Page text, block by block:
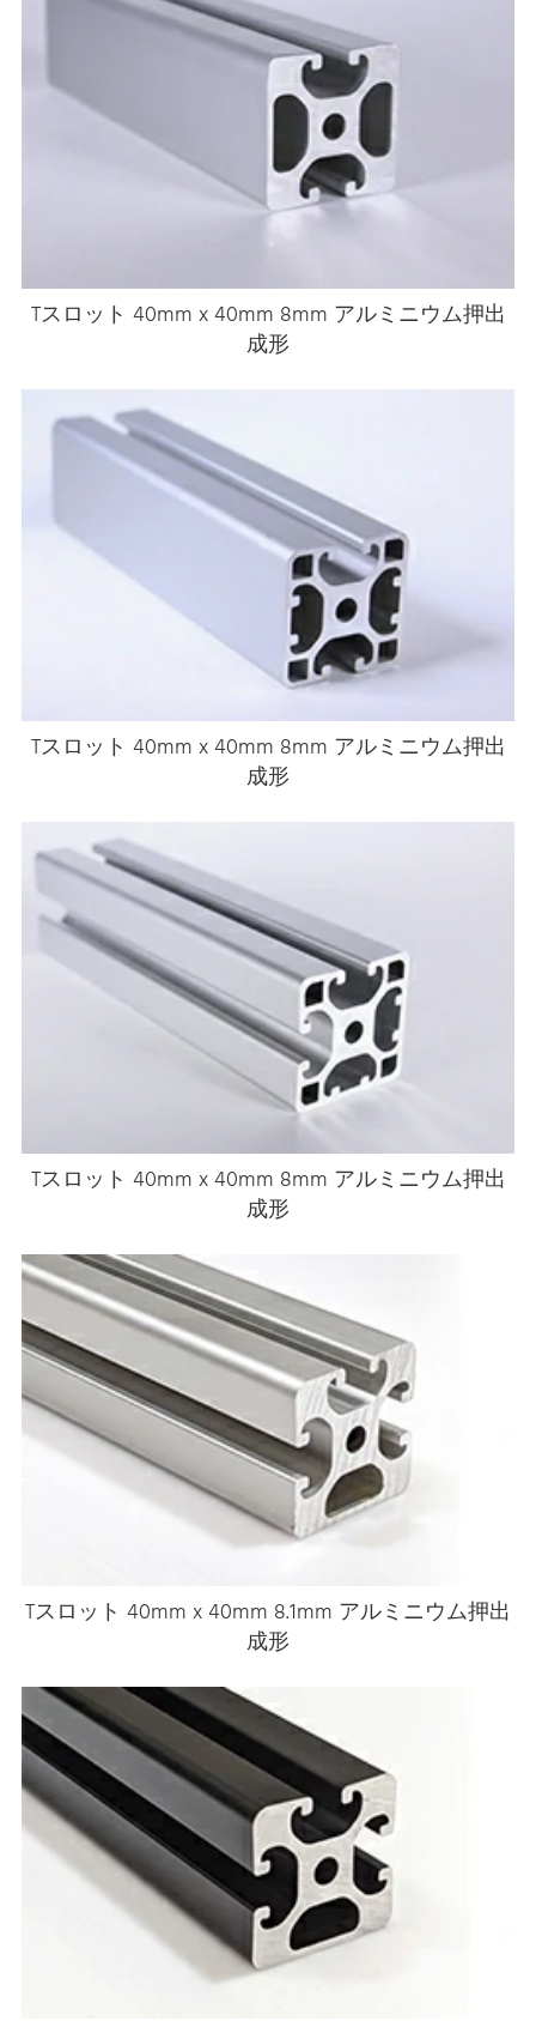
Tスロット 40mm x 40mm 8mm アルミニウム押出
成形
Tスロット 40mm x 40mm 8mm アルミニウム押出
成形
Tスロット 40mm x 40mm 8mm アルミニウム押出
成形
Tスロット 40mm x 40mm 8.1mm アルミニウム押出
成形